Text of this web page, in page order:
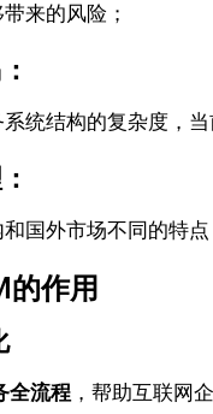
来的风险；
统结构的复杂度，
国外市场不同的特
的作用
全流程 ，帮助互联网